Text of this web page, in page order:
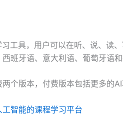
工具，用户可以在听、说、读、
班牙语、意大利语、葡萄牙语和
个版本，付费版本包括更多的AI
智能的课程学习平台